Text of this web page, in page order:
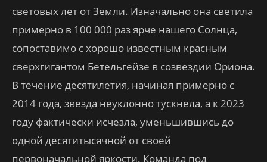
световых лет от Земли. Изначально она светила
примерно в 100 000 раз ярче нашего Солнца,
сопоставимо с хорошо известным красным
сверхгигантом Бетельгейзе в созвездии Ориона.
В течение десятилетия, начиная примерно с
2014 года, звезда неуклонно тускнела, а к 2023
году фактически исчезла, уменьшившись до
одной десятитысячной от своей
первоначальной яркости. Команда под